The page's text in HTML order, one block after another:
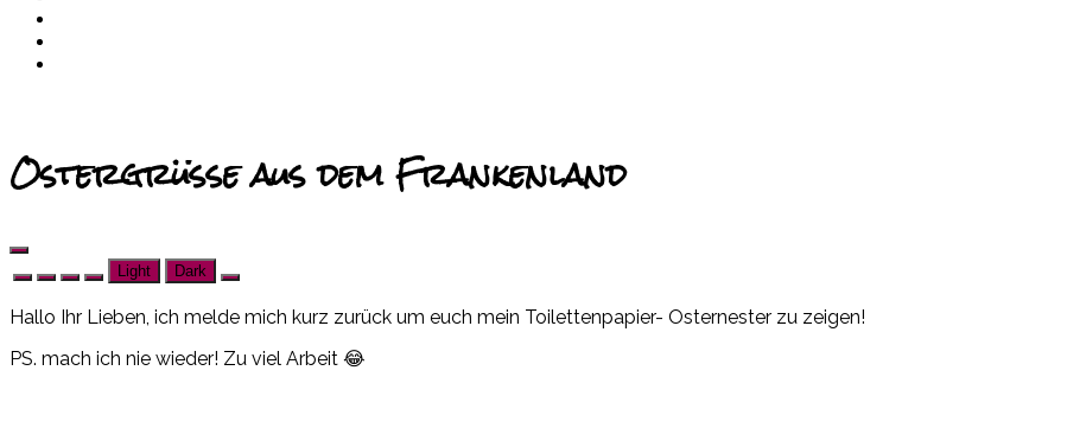
Ostergrüsse aus dem Frankenland
Light Dark
Hallo Ihr Lieben, ich melde mich kurz zurück um euch mein Toilettenpapier- Osternester zu zeigen!
PS. mach ich nie wieder! Zu viel Arbeit 😂